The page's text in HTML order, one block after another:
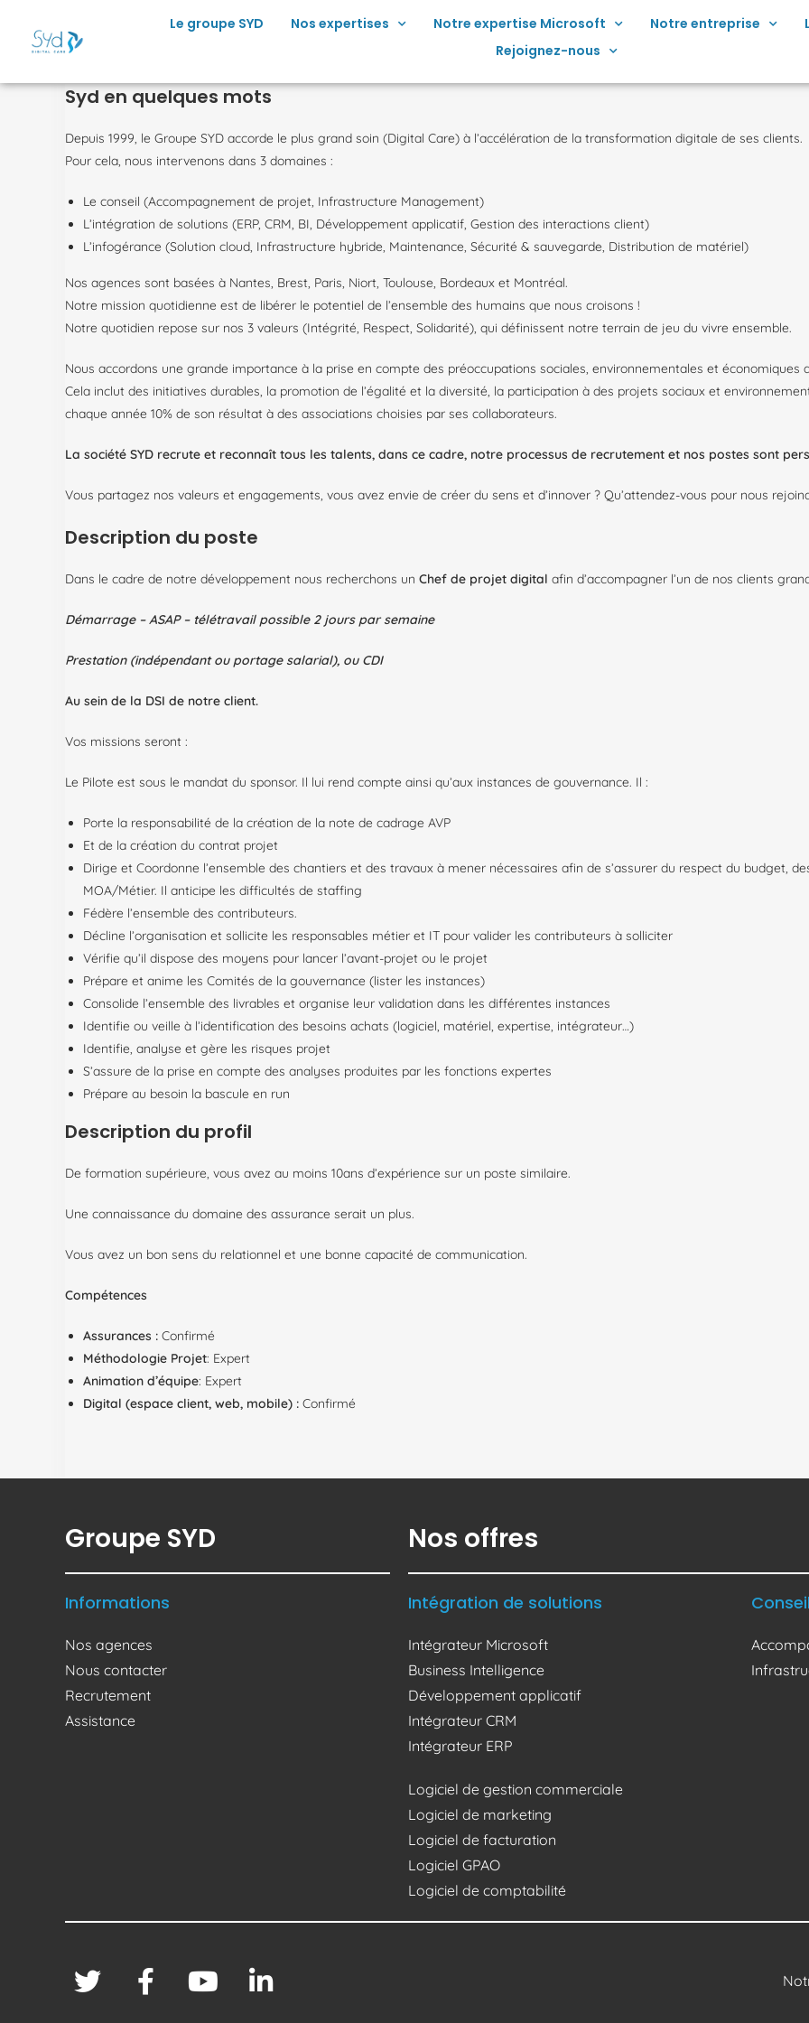
Le groupe SYD Nos expertises Notre expertise Microsoft Notre entreprise
Rejoignez-nous
Syd en quelques mots
Depuis 1999, le Groupe SYD accorde le plus grand soin (Digital Care) à l’accélération de la transformation digitale de ses clients.
Pour cela, nous intervenons dans 3 domaines :
Le conseil (Accompagnement de projet, Infrastructure Management)
L’intégration de solutions (ERP, CRM, BI, Développement applicatif, Gestion des interactions client)
L’infogérance (Solution cloud, Infrastructure hybride, Maintenance, Sécurité & sauvegarde, Distribution de matériel)
Nos agences sont basées à Nantes, Brest, Paris, Niort, Toulouse, Bordeaux et Montréal.
Notre mission quotidienne est de libérer le potentiel de l’ensemble des humains que nous croisons !
Notre quotidien repose sur nos 3 valeurs (Intégrité, Respect, Solidarité), qui définissent notre terrain de jeu du vivre ensemble.
Nous accordons une grande importance à la prise en compte des préoccupations sociales, environnementales et
Cela inclut des initiatives durables, la promotion de l’égalité et la diversité, la participation à des projets sociaux et
chaque année 10% de son résultat à des associations choisies par ses collaborateurs.
La société SYD recrute et reconnaît tous les talents, dans ce cadre, notre processus de recrutement et nos postes sont
Vous partagez nos valeurs et engagements, vous avez envie de créer du sens et d’innover ? Qu’attendez-vous pour nous
Description du poste
Dans le cadre de notre développement nous recherchons un Chef de projet digital afin d’accompagner l’un de nos clients
Démarrage – ASAP – télétravail possible 2 jours par semaine
Prestation (indépendant ou portage salarial), ou CDI
Au sein de la DSI de notre client.
Vos missions seront :
Le Pilote est sous le mandat du sponsor. Il lui rend compte ainsi qu’aux instances de gouvernance. Il :
Porte la responsabilité de la création de la note de cadrage AVP
Et de la création du contrat projet
Dirige et Coordonne l’ensemble des chantiers et des travaux à mener nécessaires afin de s’assurer du respect du budget,
MOA/Métier. Il anticipe les difficultés de staffing
Fédère l’ensemble des contributeurs.
Décline l’organisation et sollicite les responsables métier et IT pour valider les contributeurs à solliciter
Vérifie qu’il dispose des moyens pour lancer l’avant-projet ou le projet
Prépare et anime les Comités de la gouvernance (lister les instances)
Consolide l’ensemble des livrables et organise leur validation dans les différentes instances
Identifie ou veille à l’identification des besoins achats (logiciel, matériel, expertise, intégrateur…)
Identifie, analyse et gère les risques projet
S’assure de la prise en compte des analyses produites par les fonctions expertes
Prépare au besoin la bascule en run
Description du profil
De formation supérieure, vous avez au moins 10ans d’expérience sur un poste similaire.
Une connaissance du domaine des assurance serait un plus.
Vous avez un bon sens du relationnel et une bonne capacité de communication.
Compétences
Assurances : Confirmé
Méthodologie Projet: Expert
Animation d’équipe: Expert
Digital (espace client, web, mobile) : Confirmé
Groupe SYD Nos offres
Informations
Nos agences
Nous contacter
Recrutement
Assistance
Intégration de solutions
Intégrateur Microsoft
Business Intelligence
Développement applicatif
Intégrateur CRM
Intégrateur ERP
Logiciel de gestion commerciale
Logiciel de marketing
Logiciel de facturation
Logiciel GPAO
Logiciel de comptabilité